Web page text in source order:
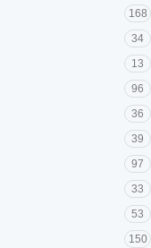
168
34
13
96
36
39
97
33
53
150